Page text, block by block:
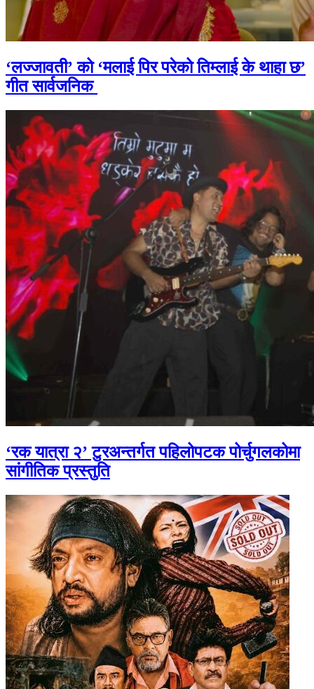
‘लज्जावती’ को ‘मलाई पिर परेको तिम्लाई के थाहा छ’
गीत सार्वजनिक
‘रक यात्रा २’ टुरअन्तर्गत पहिलोपटक पोर्चुगलकोमा
सांगीतिक प्रस्तुति